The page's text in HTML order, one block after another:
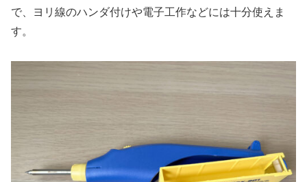
で、ヨリ線のハンダ付けや電子工作などには十分使えま
す。